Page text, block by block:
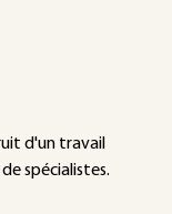
d'un travail
spécialistes.